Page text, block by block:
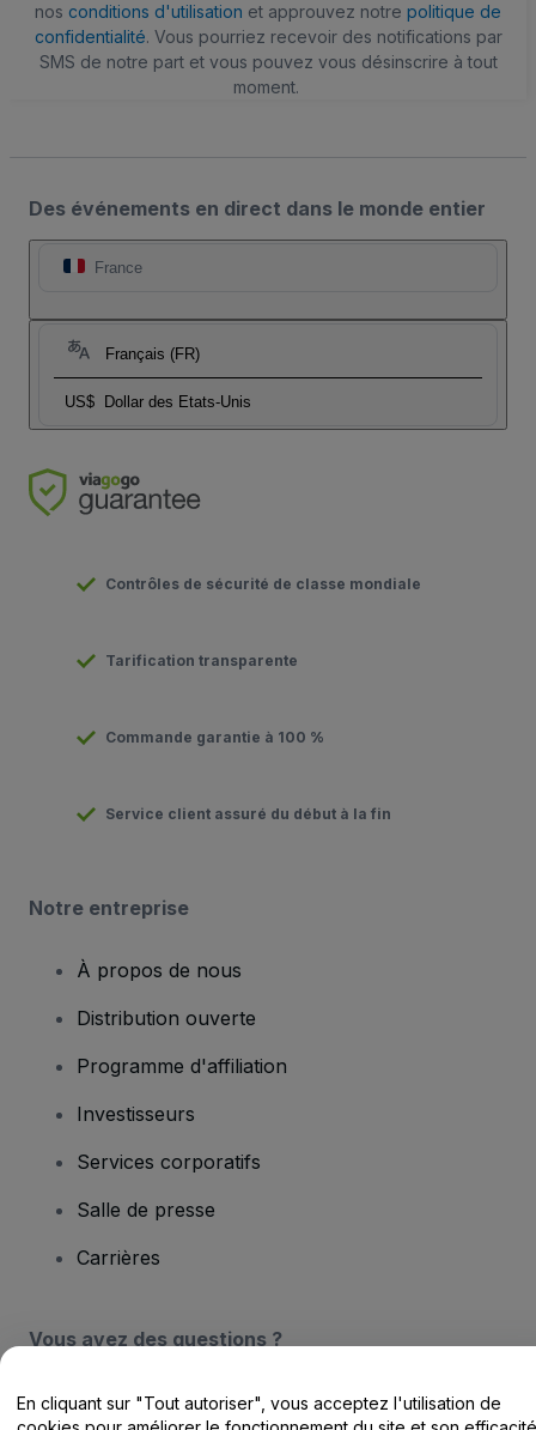
nos conditions d'utilisation et approuvez notre politique de
confidentialité. Vous pourriez recevoir des notifications par
SMS de notre part et vous pouvez vous désinscrire à tout
moment.
Des événements en direct dans le monde entier
France
Français (FR)
US$ Dollar des Etats-Unis
Contrôles de sécurité de classe mondiale
Tarification transparente
Commande garantie à 100 %
Service client assuré du début à la fin
Notre entreprise
À propos de nous
Distribution ouverte
Programme d'affiliation
Investisseurs
Services corporatifs
Salle de presse
Carrières
Vous avez des questions ?
Centre d'assistance / Nous contacter
En cliquant sur "Tout autoriser", vous acceptez l'utilisation de